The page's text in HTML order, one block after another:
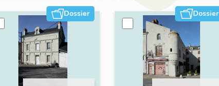
Dossier Dossier